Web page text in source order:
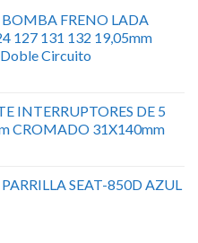
FRENO LADA
127 131 132 19,05mm
Circuito
INTERRUPTORES DE 5
CROMADO 31X140mm
SEAT-850D AZUL